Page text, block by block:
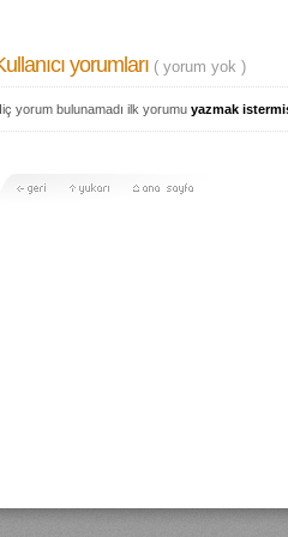
yorumları ( yorum yok )
yorum bulunamadı ilk yorumu yazmak